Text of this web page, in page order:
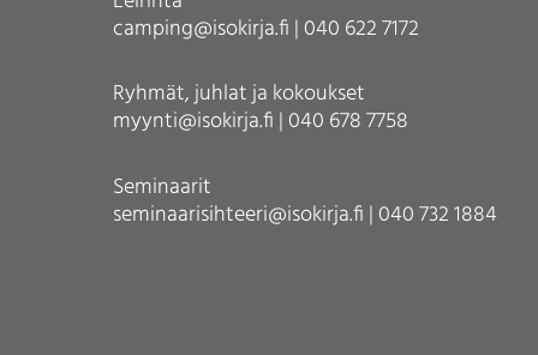
camping@isokirja.fi | 040 622 7172
Ryhmät, juhlat ja kokoukset
myynti@isokirja.fi | 040 678 7758
Seminaarit
seminaarisihteeri@isokirja.fi | 040 732 1884